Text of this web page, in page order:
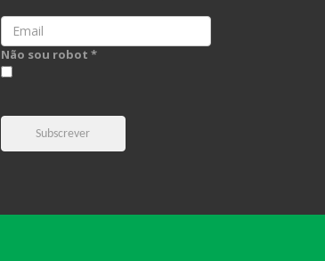
Email
Não sou robot *
Subscrever